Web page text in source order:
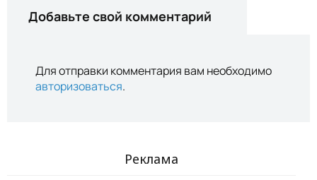
Добавьте свой комментарий
Для отправки комментария вам необходимо
авторизоваться.
Реклама